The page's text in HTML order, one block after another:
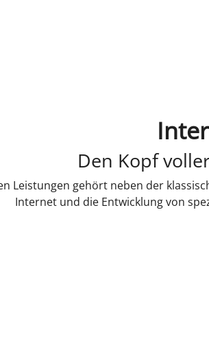
Den Kopf
Leistungen gehört neben der
Internet und die Entwicklung von